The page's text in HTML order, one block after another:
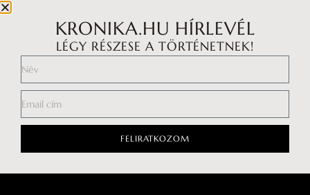
Impresszum
Általános Szerződési Feltételek
Adatkezelési tájékoztató
KRONIKA.HU HÍRLEVÉL
LÉGY RÉSZESE A TÖRTÉNETNEK!
FELIRATKOZOM